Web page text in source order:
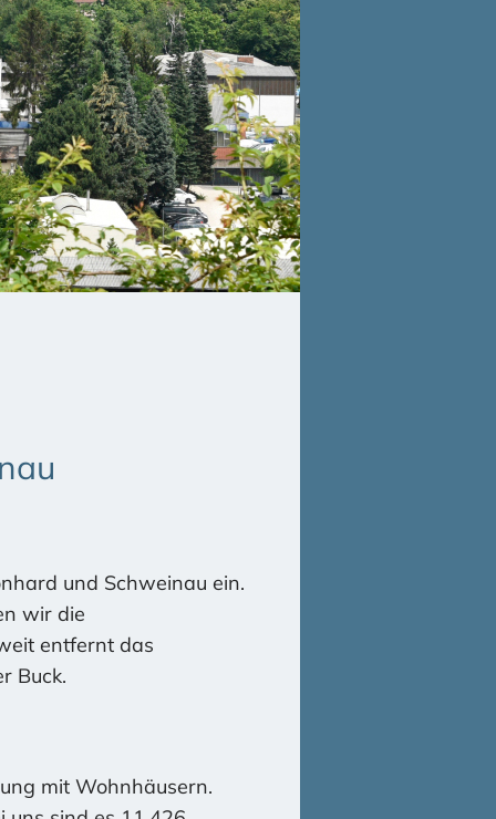
und Schweinau ein.
wir die
entfernt das
Buck.
mit Wohnhäusern.